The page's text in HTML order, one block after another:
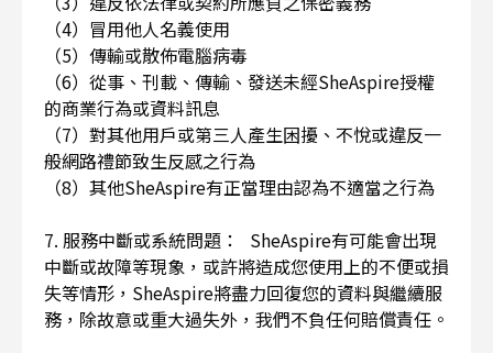
（4）冒用他人名義使用
（5）傳輸或散佈電腦病毒
（6）從事、刊載、傳輸、發送未經SheAspire授權
的商業行為或資料訊息
（7）對其他用戶或第三人產生困擾、不悅或違反一
般網路禮節致生反感之行為
（8）其他SheAspire有正當理由認為不適當之行為
7. 服務中斷或系統問題： SheAspire有可能會出現
中斷或故障等現象，或許將造成您使用上的不便或損
失等情形，SheAspire將盡力回復您的資料與繼續服
務，除故意或重大過失外，我們不負任何賠償責任。